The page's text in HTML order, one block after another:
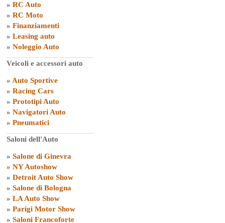
» RC Auto
» RC Moto
» Finanziamenti
» Leasing auto
» Noleggio Auto
Veicoli e accessori auto
» Auto Sportive
» Racing Cars
» Prototipi Auto
» Navigatori Auto
» Pneumatici
Saloni dell'Auto
» Salone di Ginevra
» NY Autoshow
» Detroit Auto Show
» Salone di Bologna
» LA Auto Show
» Parigi Motor Show
» Saloni Francoforte